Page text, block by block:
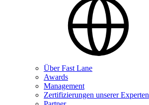
Über Fast Lane
Awards
Management
Zertifizierungen unserer Experten